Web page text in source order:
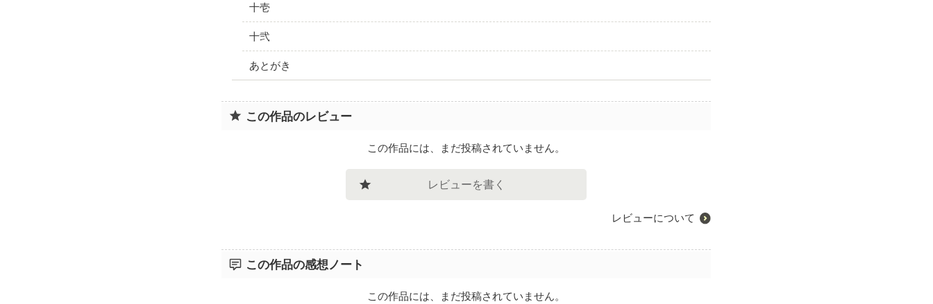
十壱
十弐
あとがき
この作品のレビュー
この作品には、まだ投稿されていません。
レビューを書く
レビューについて
この作品の感想ノート
この作品には、まだ投稿されていません。